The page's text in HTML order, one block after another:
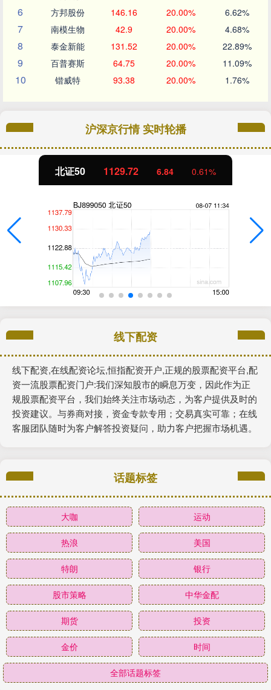
6 方邦股份 146.16 20.00% 6.62%
7 南模生物 42.9 20.00% 4.68%
8 泰金新能 131.52 20.00% 22.89%
9 百普赛斯 64.75 20.00% 11.09%
10 锴威特 93.38 20.00% 1.76%
沪深京行情 实时轮播
北证50 1129.72 6.84 0.61%
线下配资
线下配资,在线配资论坛,恒指配资开户,正规的股票配资平台,配
资一流股票配资门户:我们深知股市的瞬息万变，因此作为正
规股票配资平台，我们始终关注市场动态，为客户提供及时的
投资建议。与券商对接，资金专款专用；交易真实可靠；在线
客服团队随时为客户解答投资疑问，助力客户把握市场机遇。
话题标签
大咖 运动
热浪 美国
特朗 银行
股市策略 中华金配
期货 投资
金价 时间
全部话题标签